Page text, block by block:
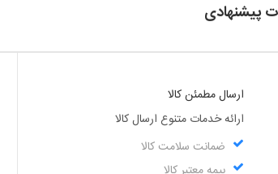
پیشنهادی
ارسال مطمئن کالا
ارائه خدمات متنوع ارسال کالا
ضمانت سلامت کالا